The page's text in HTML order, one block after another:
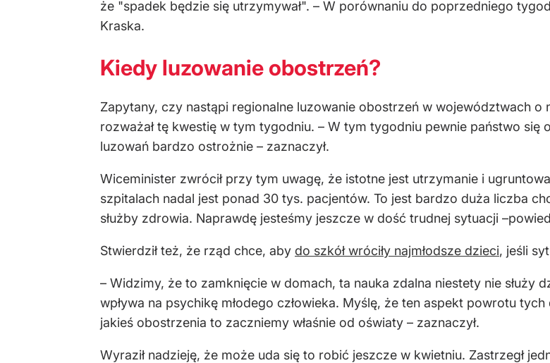
że "spadek będzie się utrzymywał". – W porównaniu do poprzedniego
Kraska.
Kiedy luzowanie obostrzeń?
Zapytany, czy nastąpi regionalne luzowanie obostrzeń w województwach
rozważał tę kwestię w tym tygodniu. – W tym tygodniu pewnie państwo
luzowań bardzo ostrożnie – zaznaczył.
Wiceminister zwrócił przy tym uwagę, że istotne jest utrzymanie i
szpitalach nadal jest ponad 30 tys. pacjentów. To jest bardzo duża liczba
służby zdrowia. Naprawdę jesteśmy jeszcze w dość trudnej sytuacji
Stwierdził też, że rząd chce, aby do szkół wróciły najmłodsze dzieci, jeśli
– Widzimy, że to zamknięcie w domach, ta nauka zdalna niestety nie
wpływa na psychikę młodego człowieka. Myślę, że ten aspekt powrotu
jakieś obostrzenia to zaczniemy właśnie od oświaty – zaznaczył.
Wyraził nadzieję, że może uda się to robić jeszcze w kwietniu. Zastrzegł